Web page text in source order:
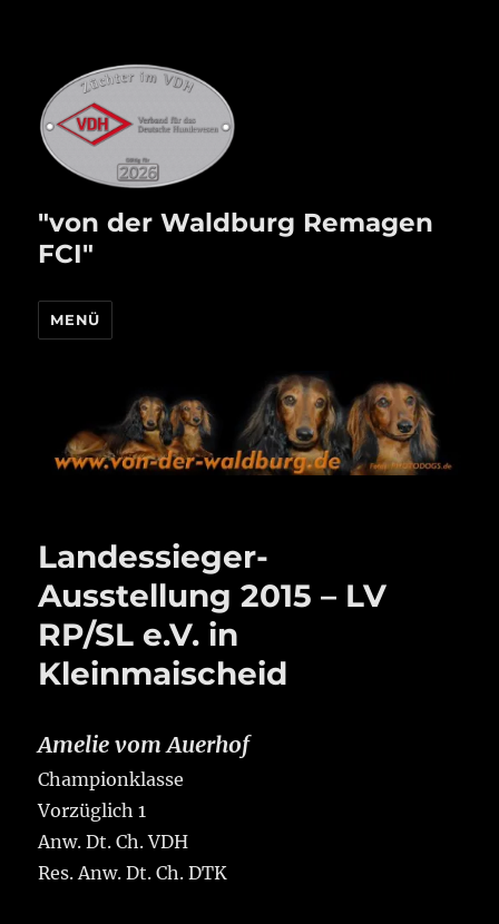
"von der Waldburg Remagen
FCI"
MENÜ
Landessieger-
Ausstellung 2015 – LV
RP/SL e.V. in
Kleinmaischeid
Amelie vom Auerhof
Championklasse
Vorzüglich 1
Anw. Dt. Ch. VDH
Res. Anw. Dt. Ch. DTK